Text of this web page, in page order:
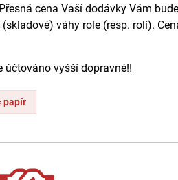
cena Vaší dodávky Vám
váhy role (resp. rolí).
účtováno vyšší dopravné!!
papír